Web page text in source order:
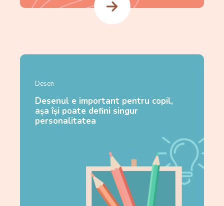
Desen
Desenul e important pentru copil,
așa își poate defini singur
personalitatea